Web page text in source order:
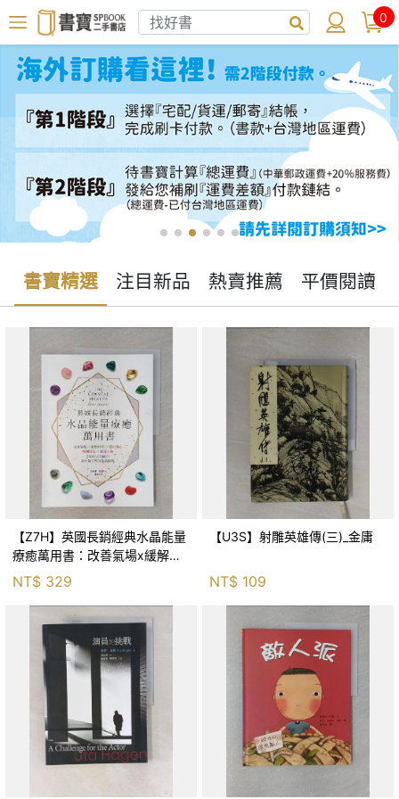
0
書寶精選 注目新品 熱賣推薦 平價閱讀
【Z7H】英國長銷經典水晶能量
療癒萬用書：改善氣場x緩解疼
痛x穩定身心x增加財富x促進人
緣，250種水晶礦石給你最完整
的生活對策_菲利
NT$ 329
【U3S】射雕英雄傳(三)_金庸
NT$ 109